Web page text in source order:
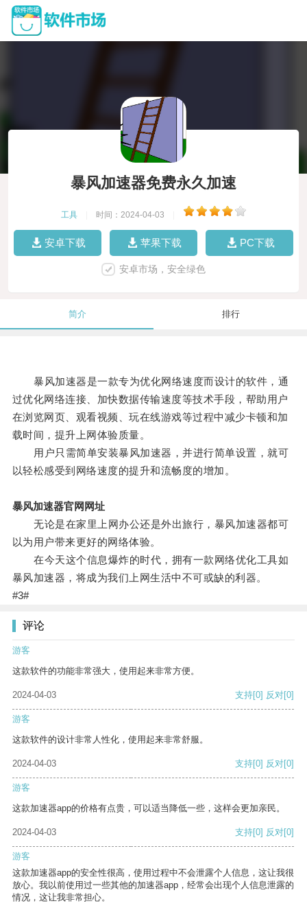
暴风加速器免费永久加速
工具 时间：2024-04-03
安卓下载 苹果下载 PC下载
安卓市场，安全绿色
简介 排行
暴风加速器是一款专为优化网络速度而设计的软件，通
过优化网络连接、加快数据传输速度等技术手段，帮助用户
在浏览网页、观看视频、玩在线游戏等过程中减少卡顿和加
载时间，提升上网体验质量。
用户只需简单安装暴风加速器，并进行简单设置，就可
以轻松感受到网络速度的提升和流畅度的增加。
暴风加速器官网网址
无论是在家里上网办公还是外出旅行，暴风加速器都可
以为用户带来更好的网络体验。
在今天这个信息爆炸的时代，拥有一款网络优化工具如
暴风加速器，将成为我们上网生活中不可或缺的利器。
#3#
评论
游客
这款软件的功能非常强大，使用起来非常方便。
2024-04-03 支持[0] 反对[0]
游客
这款软件的设计非常人性化，使用起来非常舒服。
2024-04-03 支持[0] 反对[0]
游客
这款加速器app的价格有点贵，可以适当降低一些，这样会更加亲民。
2024-04-03 支持[0] 反对[0]
游客
这款加速器app的安全性很高，使用过程中不会泄露个人信息，这让我很
放心。我以前使用过一些其他的加速器app，经常会出现个人信息泄露的
情况，这让我非常担心。